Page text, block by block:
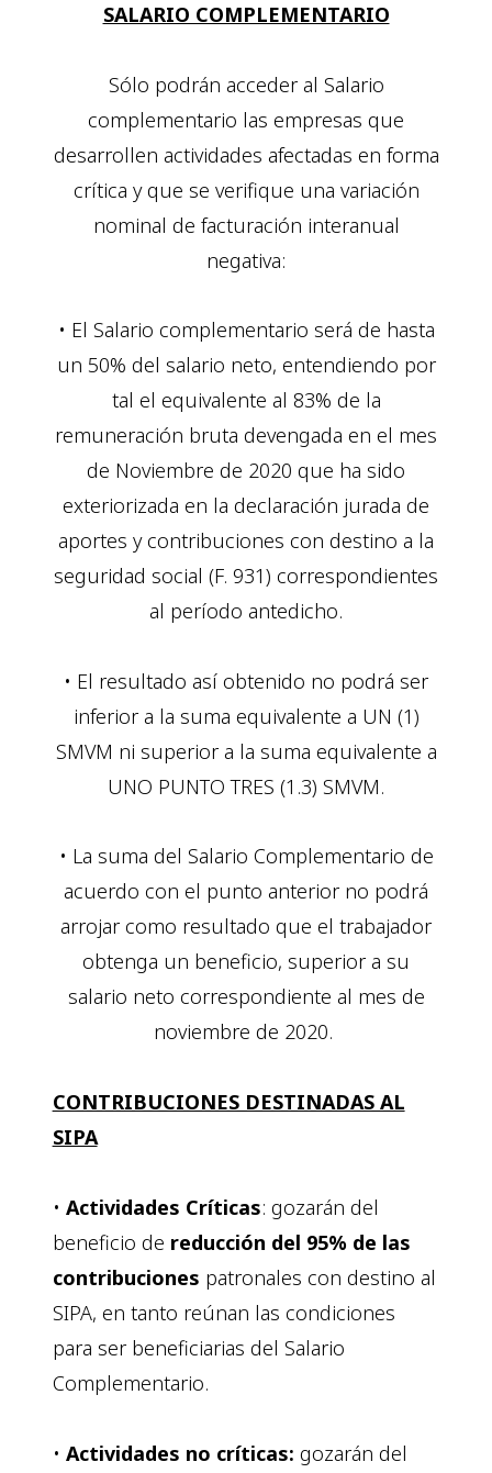
SALARIO COMPLEMENTARIO
Sólo podrán acceder al Salario
complementario las empresas que
desarrollen actividades afectadas en forma
crítica y que se verifique una variación
nominal de facturación interanual
negativa:
• El Salario complementario será de hasta
un 50% del salario neto, entendiendo por
tal el equivalente al 83% de la
remuneración bruta devengada en el mes
de Noviembre de 2020 que ha sido
exteriorizada en la declaración jurada de
aportes y contribuciones con destino a la
seguridad social (F. 931) correspondientes
al período antedicho.
• El resultado así obtenido no podrá ser
inferior a la suma equivalente a UN (1)
SMVM ni superior a la suma equivalente a
UNO PUNTO TRES (1.3) SMVM.
• La suma del Salario Complementario de
acuerdo con el punto anterior no podrá
arrojar como resultado que el trabajador
obtenga un beneficio, superior a su
salario neto correspondiente al mes de
noviembre de 2020.
CONTRIBUCIONES DESTINADAS AL
SIPA
• Actividades Críticas: gozarán del
beneficio de reducción del 95% de las
contribuciones patronales con destino al
SIPA, en tanto reúnan las condiciones
para ser beneficiarias del Salario
Complementario.
• Actividades no críticas: gozarán del